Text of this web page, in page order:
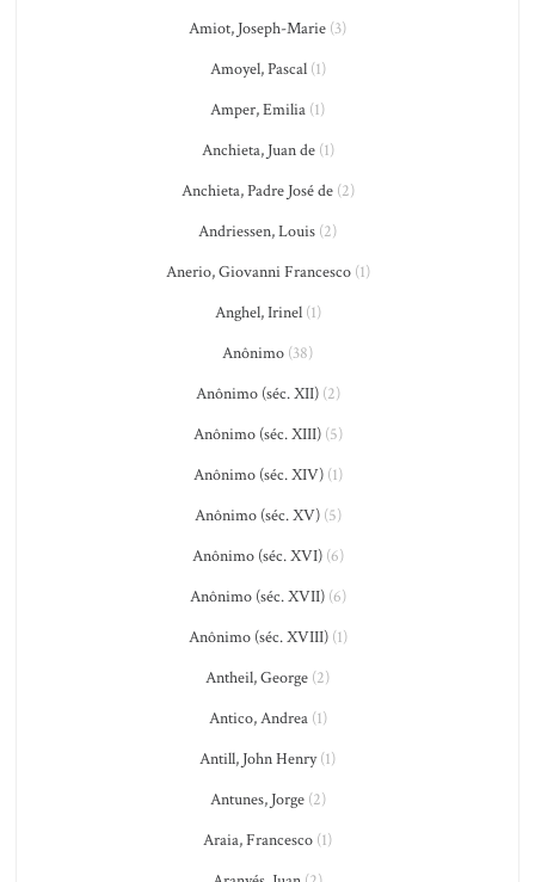
Amiot, Joseph-Marie (3)
Amoyel, Pascal(1)
Amper, Emilia (1)
Anchieta, Juan de(1)
Anchieta, Padre José de(2)
Andriessen, Louis (2)
Anerio, Giovanni Francesco(1)
Anghel, Irinel(1)
Anônimo (38)
Anônimo (séc. XII)(2)
Anônimo (séc. XIII)(5)
Anônimo (séc. XIV)(1)
Anônimo (séc. XV)(5)
Anônimo (séc. XVI)(6)
Anônimo (séc. XVII)(6)
Anônimo (séc. XVIII)(1)
Antheil, George (2)
Antico, Andrea(1)
Antill, John Henry(1)
Antunes, Jorge(2)
Araia, Francesco (1)